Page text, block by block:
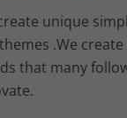
unique
.We create
that many
(1)